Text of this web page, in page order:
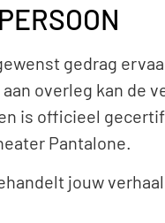
gedrag
overleg kan de
is officieel
Pantalone.
jouw